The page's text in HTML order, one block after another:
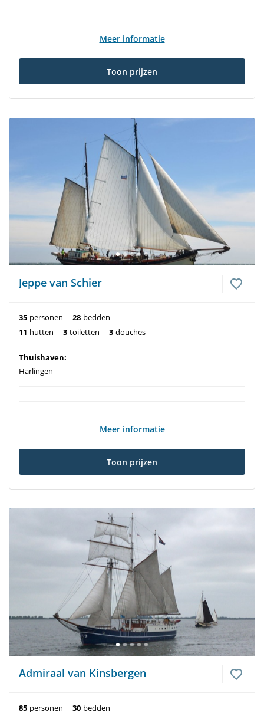
Meer informatie
Toon prijzen
Jeppe van Schier
35 personen 28 bedden
11 hutten 3 toiletten 3 douches
Thuishaven:
Harlingen
Meer informatie
Toon prijzen
Admiraal van Kinsbergen
85 personen 30 bedden